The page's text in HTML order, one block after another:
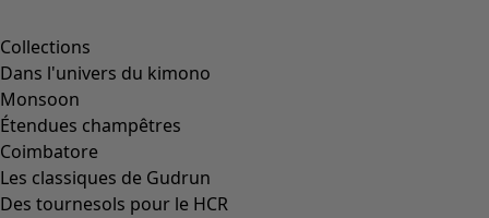
Collections
Dans l'univers du kimono
Monsoon
Étendues champêtres
Coimbatore
Les classiques de Gudrun
Des tournesols pour le HCR